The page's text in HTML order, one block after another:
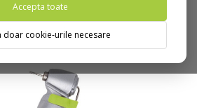
Accepta toate
doar cookie-urile necesare